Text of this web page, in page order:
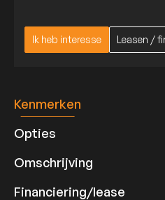
Ik heb interesse
Ik heb interesse
Leasen /
Leasen /
Kenmerken
Opties
Omschrijving
Financiering/lease